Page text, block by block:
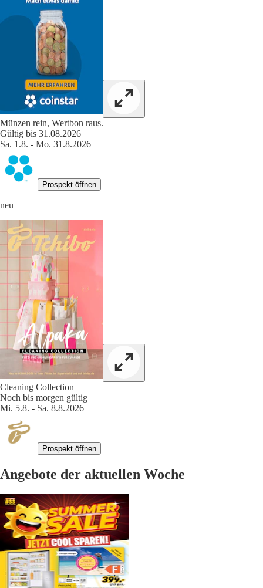
Münzen rein, Wertbon raus.
Gültig bis 31.08.2026
Sa. 1.8. - Mo. 31.8.2026
Prospekt öffnen
neu
Cleaning Collection
Noch bis morgen gültig
Mi. 5.8. - Sa. 8.8.2026
Prospekt öffnen
Angebote der aktuellen Woche